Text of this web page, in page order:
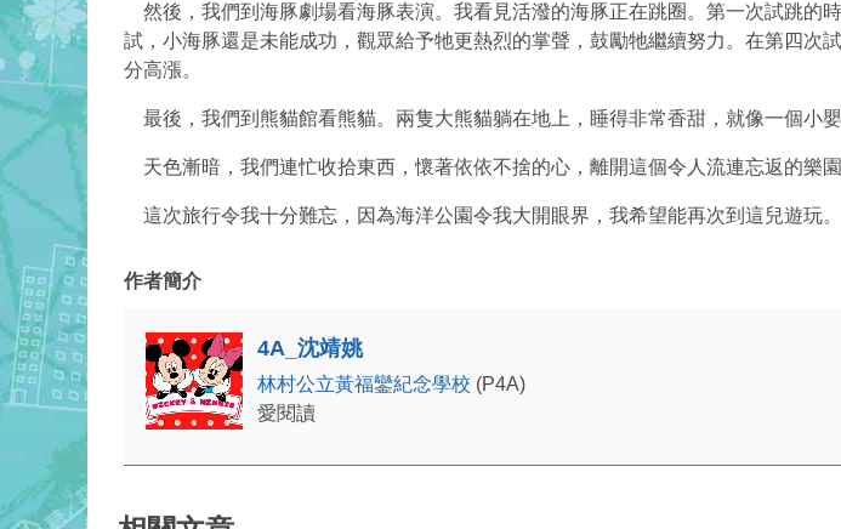
然後，我們到海豚劇場看海豚表演。我看見活潑的海豚正在跳圈。第一次試跳的
試，小海豚還是未能成功，觀眾給予牠更熱烈的掌聲，鼓勵牠繼續努力。在第四
分高漲。
最後，我們到熊貓館看熊貓。兩隻大熊貓躺在地上，睡得非常香甜，就像一個小
天色漸暗，我們連忙收拾東西，懷著依依不捨的心，離開這個令人流連忘返的樂園
這次旅行令我十分難忘，因為海洋公園令我大開眼界，我希望能再次到這兒遊玩。
作者簡介
4A_沈靖姚
林村公立黃福鑾紀念學校 (P4A)
愛閱讀